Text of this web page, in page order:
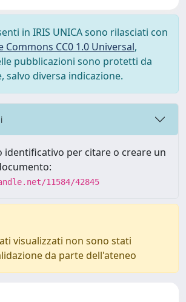
in IRIS UNICA sono rilasciati con
Commons CC0 1.0 Universal,
pubblicazioni sono protetti da
salvo diversa indicazione.
identificativo per citare o creare un
11584/42845
visualizzati non sono stati
da parte dell'ateneo